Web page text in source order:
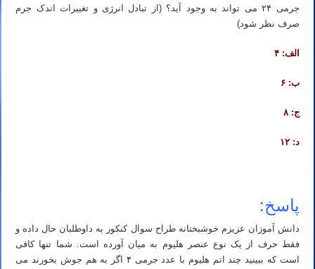
جرمی ۲۴ می تواند به وجود آید؟ (از تبادل انرژی و تغییرات اندک جرم
صرف نظر شود)
الف: ۴
ب: ۶
ج: ۸
د: ۱۲
پاسخ:
دانش آموزان عزیزم خوشبختانه طراح سوال کنکور به داوطلبان حال داده و
فقط حرف از یک نوع عنصر هلیوم به میان آورده است. شما تنها کافی
است که ببینید چند اتم هلیوم با عدد جرمی ۴ اگر به هم جوش بخورند می